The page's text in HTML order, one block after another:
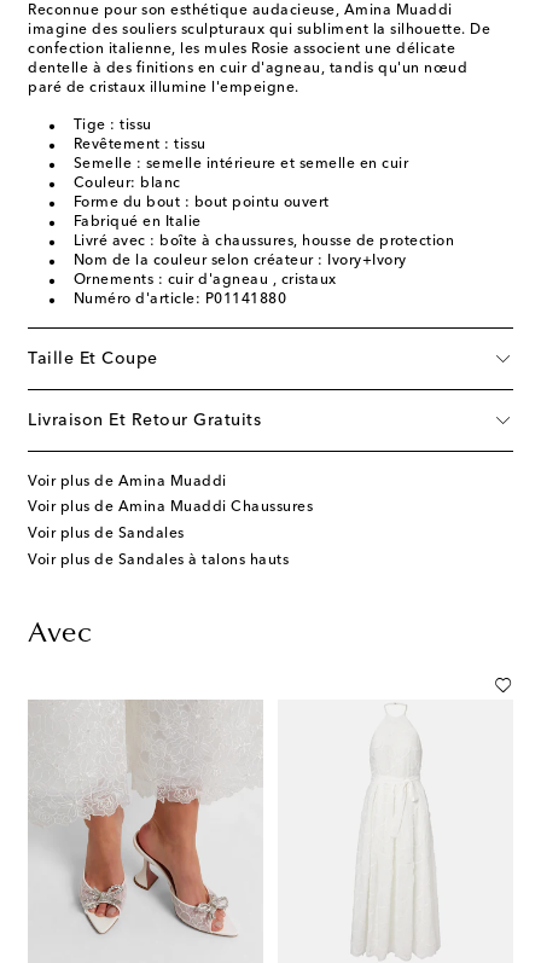
Reconnue pour son esthétique audacieuse, Amina Muaddi
imagine des souliers sculpturaux qui subliment la silhouette. De
confection italienne, les mules Rosie associent une délicate
dentelle à des finitions en cuir d'agneau, tandis qu'un nœud
paré de cristaux illumine l'empeigne.
Tige : tissu
Revêtement : tissu
Semelle : semelle intérieure et semelle en cuir
Couleur: blanc
Forme du bout : bout pointu ouvert
Fabriqué en Italie
Livré avec : boîte à chaussures, housse de protection
Nom de la couleur selon créateur : Ivory+Ivory
Ornements : cuir d'agneau , cristaux
Numéro d'article: P01141880
Taille Et Coupe
Livraison Et Retour Gratuits
Voir plus de Amina Muaddi
Voir plus de Amina Muaddi Chaussures
Voir plus de Sandales
Voir plus de Sandales à talons hauts
Avec